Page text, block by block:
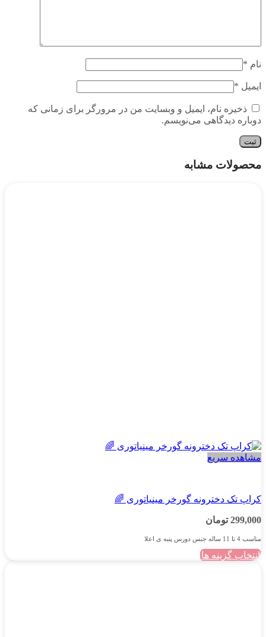
نام *
ایمیل *
ذخیره نام، ایمیل و وبسایت من در مرورگر برای زمانی که
دوباره دیدگاهی می‌نویسم.
محصولات مشابه
مشاهده سریع
کراپ تک دخترونه گورخر مینیاتوری 🌈
299,000 تومان
مناسب 4 تا 11 ساله جنس دورس پنبه ی اعلا
انتخاب گزینه ها